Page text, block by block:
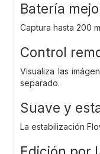
Batería
Captura hasta 200
Control
Visualiza las
separado.
Suave y
La estabilización